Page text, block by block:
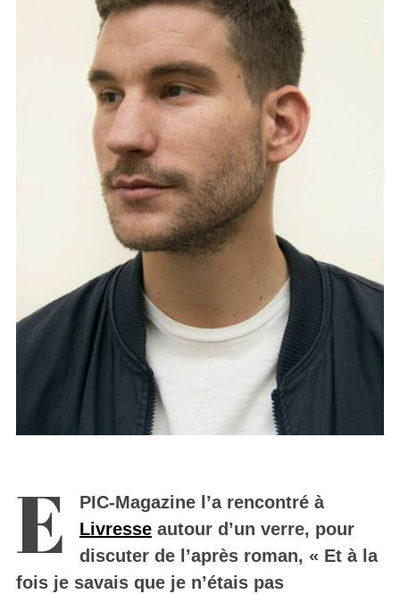
E
PIC-Magazine l’a rencontré à
Livresseautour d’un verre, pour
discuter de l’après roman, « Et à la
fois je savais que je n’étais pas